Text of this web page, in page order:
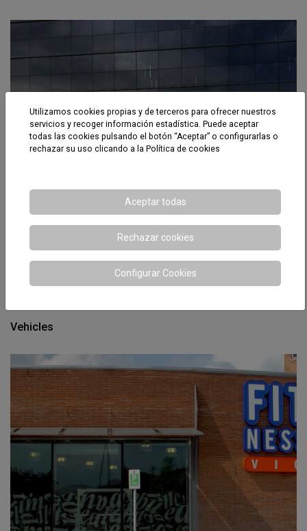
Vehicles
Utilizamos cookies propias y de terceros para ofrecer nuestros
servicios y recoger información estadística. Puede aceptar
todas las cookies pulsando el botón “Aceptar” o configurarlas o
rechazar su uso clicando a la Política de cookies
Aceptar todas
Rechazar cookies
Configurar Cookies